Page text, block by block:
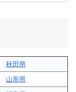
秋田県
山形県